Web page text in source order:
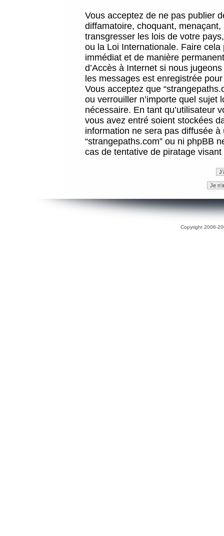
Vous acceptez de ne pas publier
diffamatoire, choquant,
transgresser les lois de votre
ou la Loi Internationale. Faire
immédiat et de manière
d’Accès à Internet si nous
les messages est enregistrée
Vous acceptez que
ou verrouiller n’importe quel sujet
nécessaire. En tant qu’utilisateur
vous avez entré soient stockées
information ne sera pas diffusée
“strangepaths.com” ou ni phpBB
cas de tentative de piratage
Copyright 2006-